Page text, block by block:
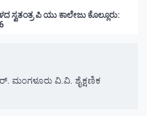
ಯು ಕಾಲೇಜು ಕೊಲ್ಲೂರು:
ಮಂಗಳೂರು ವಿ.ವಿ. ಶೈಕ್ಷಣಿಕ